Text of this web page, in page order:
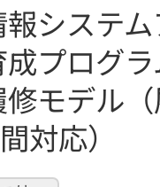
システ
プログ
修モデル
対応）